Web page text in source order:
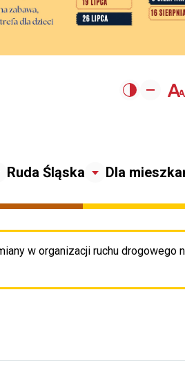
Ruda Śląska Dla
w organizacji ruchu drogowego